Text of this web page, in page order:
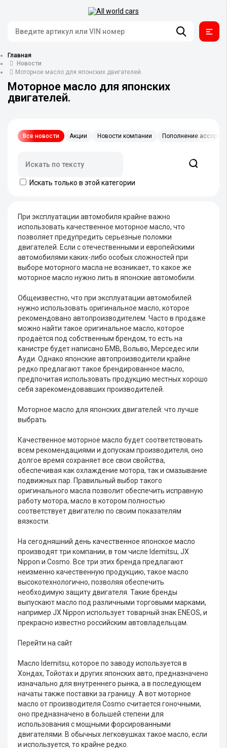
Главная
Новости
Моторное масло для японских двигателей.
Моторное масло для японских
двигателей.
Все новости Акции Новости компании Пополнение
Искать только в этой категории
При эксплуатации автомобиля крайне важно
использовать качественное моторное масло, что
позволяет предупредить серьезные поломки
двигателей. Если с отечественными и европейскими
автомобилями каких-либо особых сложностей при
выборе моторного масла не возникает, то какое же
моторное масло нужно лить в японские автомобили.
Общеизвестно, что при эксплуатации автомобилей
нужно использовать оригинальное масло, которое
рекомендовано автопроизводителем. Часто в продаже
можно найти такое оригинальное масло, которое
продаётся под собственным брендом, то есть на
канистре будет написано БМВ, Вольво, Мерседес или
Ауди. Однако японские автопроизводители крайне
редко предлагают такое брендированное масло,
предпочитая использовать продукцию местных хорошо
себя зарекомендовавших производителей.
Моторное масло для японских двигателей: что лучше
выбрать
Качественное моторное масло будет соответствовать
всем рекомендациями и допускам производителя, оно
долгое время сохраняет все свои свойства,
обеспечивая как охлаждение мотора, так и смазывание
подвижных пар. Правильный выбор такого
оригинального масла позволит обеспечить исправную
работу мотора, масло в котором полностью
соответствует двигателю по своим показателям
вязкости.
На сегодняшний день качественное японское масло
производят три компании, в том числе Idemitsu, JX
Nippon и Cosmo. Все три этих бренда предлагают
неизменно качественную продукцию, такое масло
высокотехнологично, позволяя обеспечить
необходимую защиту двигателя. Такие бренды
выпускают масло под различными торговыми марками,
например JX Nippon использует товарный знак ENEOS, и
прекрасно известно российским автовладельцам.
Перейти на сайт
Масло Idemitsu, которое по заводу используется в
Хондах, Тойотах и других японских авто, предназначено
изначально для внутреннего рынка, а в последующем
начаты также поставки за границу. А вот моторное
масло от производителя Cosmo считается гоночными,
оно предназначено в большей степени для
использования с мощными форсированными
двигателями. В обычных легковушках такое масло, если
и используется, то крайне редко.